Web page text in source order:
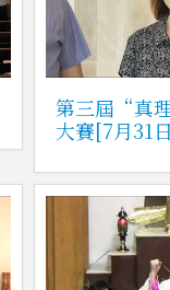
第三屆“真
大賽[7月31